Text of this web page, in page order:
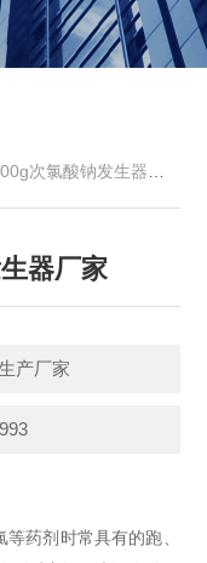
次氯酸钠发生器厂家
器厂家
产厂家
药剂时常具有的跑、